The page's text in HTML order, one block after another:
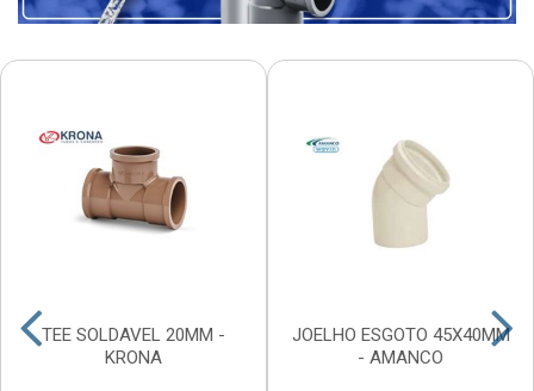
TEE SOLDAVEL 20MM -
KRONA
JOELHO ESGOTO 45X40MM
- AMANCO